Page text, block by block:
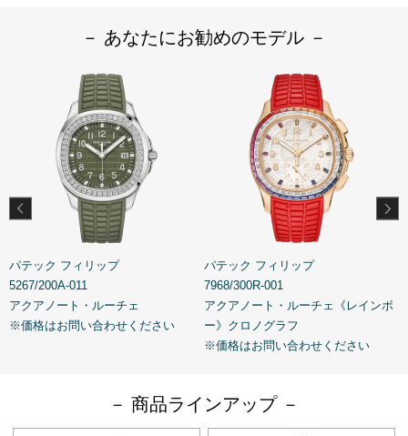
－ あなたにお勧めのモデル －
パテック フィリップ
5267/200A-011
アクアノート・ルーチェ
※価格はお問い合わせください
パテック フィリップ
7968/300R-001
アクアノート・ルーチェ《レインボ
ー》クロノグラフ
※価格はお問い合わせください
－ 商品ラインアップ －